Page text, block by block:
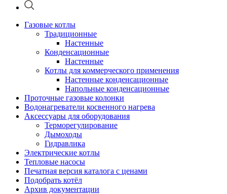
Газовые котлы
Традиционные
Настенные
Конденсационные
Настенные
Котлы для коммерческого применения
Настенные конденсационные
Напольные конденсационные
Проточные газовые колонки
Водонагреватели косвенного нагрева
Аксессуары для оборудования
Терморегулирование
Дымоходы
Гидравлика
Электрические котлы
Тепловые насосы
Печатная версия каталога с ценами
Подобрать котёл
Архив документации